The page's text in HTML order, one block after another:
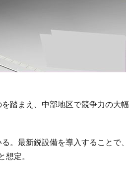
踏まえ、中部地区で競争力の大幅
。最新鋭設備を導入することで、
定。